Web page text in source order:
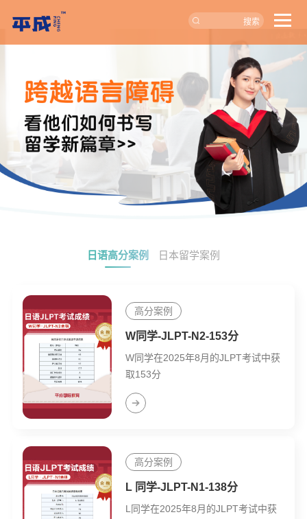
搜索
日语高分案例 日本留学案例
高分案例
W同学-JLPT-N2-153分
W同学在2025年8月的JLPT考试中获
取153分
高分案例
L 同学-JLPT-N1-138分
L同学在2025年8月的JLPT考试中获